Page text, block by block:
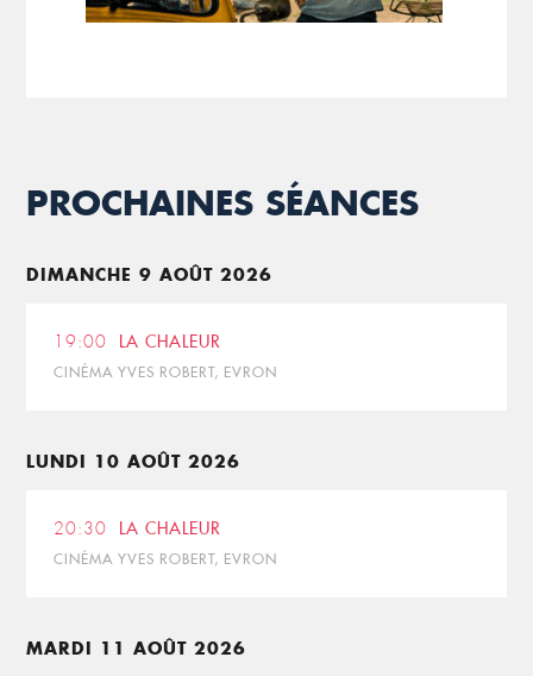
PROCHAINES SÉANCES
DIMANCHE 9 AOÛT 2026
19:00 LA CHALEUR
CINÉMA YVES ROBERT, EVRON
LUNDI 10 AOÛT 2026
20:30 LA CHALEUR
CINÉMA YVES ROBERT, EVRON
MARDI 11 AOÛT 2026